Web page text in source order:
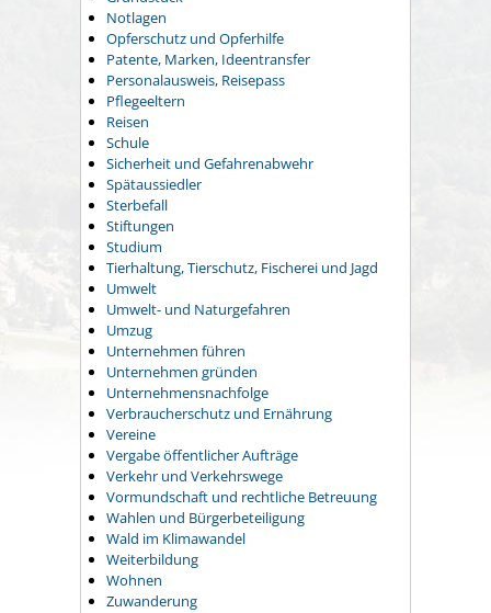
Notlagen
Opferschutz und Opferhilfe
Patente, Marken, Ideentransfer
Personalausweis, Reisepass
Pflegeeltern
Reisen
Schule
Sicherheit und Gefahrenabwehr
Spätaussiedler
Sterbefall
Stiftungen
Studium
Tierhaltung, Tierschutz, Fischerei und Jagd
Umwelt
Umwelt- und Naturgefahren
Umzug
Unternehmen führen
Unternehmen gründen
Unternehmensnachfolge
Verbraucherschutz und Ernährung
Vereine
Vergabe öffentlicher Aufträge
Verkehr und Verkehrswege
Vormundschaft und rechtliche Betreuung
Wahlen und Bürgerbeteiligung
Wald im Klimawandel
Weiterbildung
Wohnen
Zuwanderung